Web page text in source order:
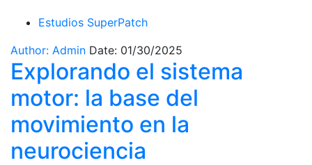
Estudios SuperPatch
Author: Admin Date: 01/30/2025
Explorando el sistema
motor: la base del
movimiento en la
neurociencia